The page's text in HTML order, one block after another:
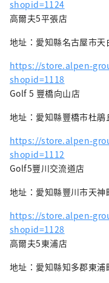
shopid=1124
高爾夫5平張店
地址：愛知縣名古屋市
https://store.alpen-
shopid=1118
Golf 5 豐橋向山店
地址：愛知縣豐橋市杜鵑
https://store.alpen-
shopid=1112
Golf5豐川交流道店
地址：愛知縣豐川市天神
https://store.alpen-
shopid=1128
高爾夫5東浦店
地址：愛知縣知多郡東